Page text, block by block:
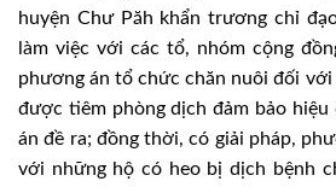
huyện Chư Păh khẩn trương chỉ
làm việc với các tổ, nhóm cộng
phương án tổ chức chăn nuôi đối với
được tiêm phòng dịch đảm bảo
án đề ra; đồng thời, có giải pháp,
với những hộ có heo bị dịch bệnh